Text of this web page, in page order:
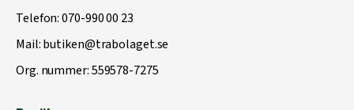
Telefon:070-990 00 23
Mail:butiken@trabolaget.se
Org. nummer: 559578-7275